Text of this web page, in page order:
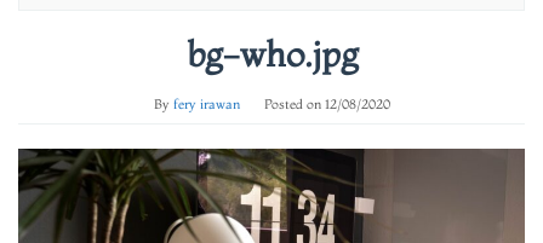
bg-who.jpg
By fery irawan Posted on 12/08/2020